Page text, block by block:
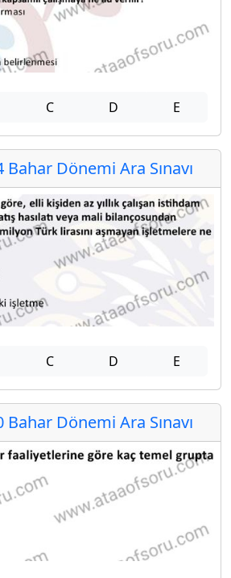
C D E
Dönemi Ara Sınavı
C D E
Dönemi Ara Sınavı